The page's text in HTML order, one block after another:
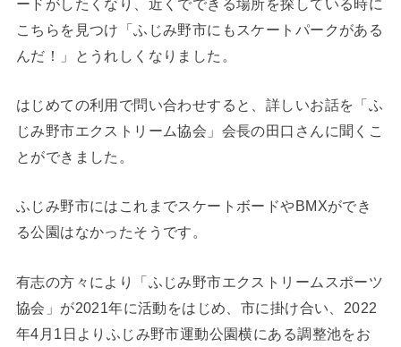
ードがしたくなり、近くでできる場所を探している時に
こちらを見つけ「ふじみ野市にもスケートパークがある
んだ！」とうれしくなりました。
はじめての利用で問い合わせすると、詳しいお話を「ふ
じみ野市エクストリーム協会」会長の田口さんに聞くこ
とができました。
ふじみ野市にはこれまでスケートボードやBMXができ
る公園はなかったそうです。
有志の方々により「ふじみ野市エクストリームスポーツ
協会」が2021年に活動をはじめ、市に掛け合い、2022
年4月1日よりふじみ野市運動公園横にある調整池をお